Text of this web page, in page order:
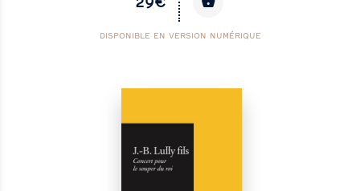
DISPONIBLE EN VERSION NUMÉRIQUE